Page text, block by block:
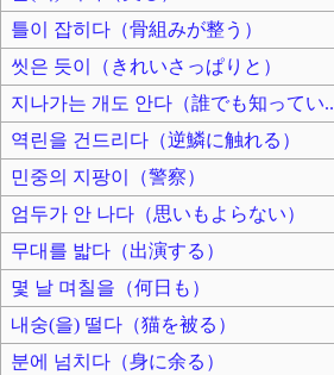
틀이 잡히다（骨組みが整う）
씻은 듯이（きれいさっぱりと）
지나가는 개도 안다（誰でも知ってい..
역린을 건드리다（逆鱗に触れる）
민중의 지팡이（警察）
엄두가 안 나다（思いもよらない）
무대를 밟다（出演する）
몇 날 며칠을（何日も）
내숭(을) 떨다（猫を被る）
분에 넘치다（身に余る）